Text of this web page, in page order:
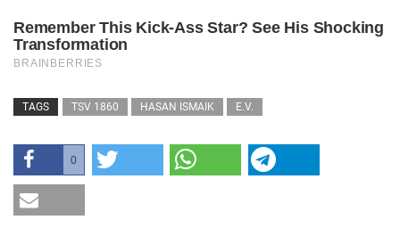
TAGS TSV 1860 HASAN ISMAIK E.V.
0